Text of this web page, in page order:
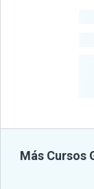
Más Cursos